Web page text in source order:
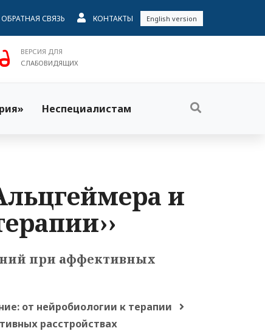
ОБРАТНАЯ СВЯЗЬ КОНТАКТЫ English version
ВЕРСИЯ ДЛЯ
СЛАБОВИДЯЩИХ
Неспециалистам
и
при аффективных
от нейробиологии к терапии
расстройствах